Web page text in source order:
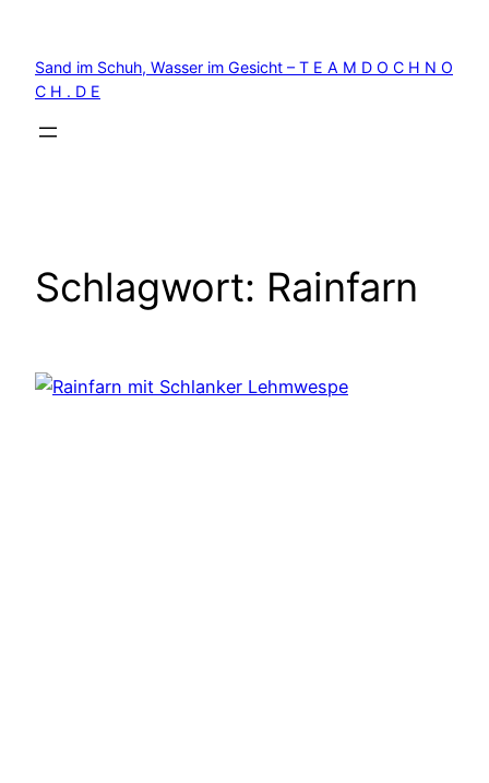
springen
Sand im Schuh, Wasser im Gesicht – T E A M D O C H N O
C H . D E
Schlagwort: Rainfarn